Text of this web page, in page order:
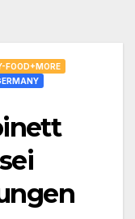
FOOD+MORE